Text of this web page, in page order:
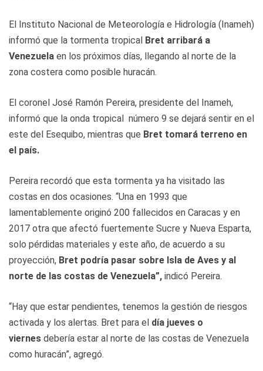
El Instituto Nacional de Meteorología e Hidrología (Inameh)
informó que la tormenta tropical Bret arribará a
Venezuela en los próximos días, llegando al norte de la
zona costera como posible huracán.
El coronel José Ramón Pereira, presidente del Inameh,
informó que la onda tropical número 9 se dejará sentir en el
este del Esequibo, mientras que Bret tomará terreno en
el país.
Pereira recordó que esta tormenta ya ha visitado las
costas en dos ocasiones. “Una en 1993 que
lamentablemente originó 200 fallecidos en Caracas y en
2017 otra que afectó fuertemente Sucre y Nueva Esparta,
solo pérdidas materiales y este año, de acuerdo a su
proyección, Bret podría pasar sobre Isla de Aves y al
norte de las costas de Venezuela”, indicó Pereira.
“Hay que estar pendientes, tenemos la gestión de riesgos
activada y los alertas. Bret para el día jueves o
viernes debería estar al norte de las costas de Venezuela
como huracán”, agregó.